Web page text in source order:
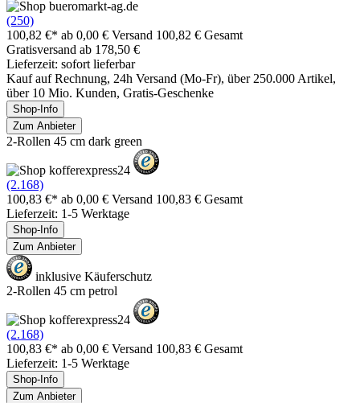
(250)
100,82 €* ab 0,00 € Versand 100,82 € Gesamt
Gratisversand ab 178,50 €
Lieferzeit: sofort lieferbar
Kauf auf Rechnung, 24h Versand (Mo-Fr), über 250.000 Artikel,
über 10 Mio. Kunden, Gratis-Geschenke
Shop-Info
Zum Anbieter
2-Rollen 45 cm dark green
(2.168)
100,83 €* ab 0,00 € Versand 100,83 € Gesamt
Lieferzeit: 1-5 Werktage
Shop-Info
Zum Anbieter
inklusive Käuferschutz
2-Rollen 45 cm petrol
(2.168)
100,83 €* ab 0,00 € Versand 100,83 € Gesamt
Lieferzeit: 1-5 Werktage
Shop-Info
Zum Anbieter